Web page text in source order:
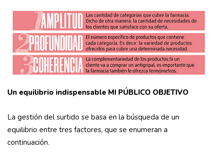
Un equilibrio indispensable MI PÚBLICO OBJETIVO
La gestión del surtido se basa en la búsqueda de un
equilibrio entre tres factores, que se enumeran a
continuación.